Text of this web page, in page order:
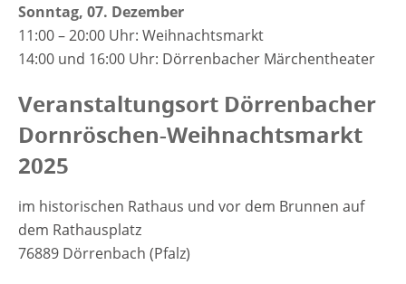
Sonntag, 07. Dezember
11:00 – 20:00 Uhr: Weihnachtsmarkt
14:00 und 16:00 Uhr: Dörrenbacher Märchentheater
Veranstaltungsort Dörrenbacher
Dornröschen-Weihnachtsmarkt
2025
im historischen Rathaus und vor dem Brunnen auf
dem Rathausplatz
76889 Dörrenbach (Pfalz)